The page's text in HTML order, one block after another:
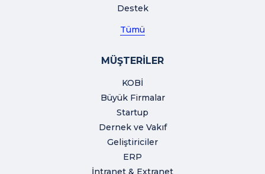
Destek
Tümü
MÜŞTERİLER
KOBİ
Büyük Firmalar
Startup
Dernek ve Vakıf
Geliştiriciler
ERP
İntranet & Extranet